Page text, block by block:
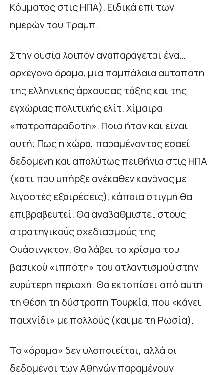
Κόμματος στις ΗΠΑ). Ειδικά επί των
ημερών του Τραμπ.
Στην ουσία λοιπόν αναπαράγεται ένα…
αρχέγονο όραμα, μια παμπάλαια αυταπάτη
της ελληνικής άρχουσας τάξης και της
εγχώριας πολιτικής ελίτ. Χίμαιρα
«πατροπαράδοτη». Ποια ήταν και είναι
αυτή; Πως η χώρα, παραμένοντας εσαεί
δεδομένη και απολύτως πειθήνια στις ΗΠΑ
(κάτι που υπήρξε ανέκαθεν κανόνας με
λιγοστές εξαιρέσεις), κάποια στιγμή θα
επιβραβευτεί. Θα αναβαθμιστεί στους
στρατηγικούς σχεδιασμούς της
Ουάσινγκτον. Θα λάβει το χρίσμα του
βασικού «ιππότη» του ατλαντισμού στην
ευρύτερη περιοχή. Θα εκτοπίσει από αυτή
τη θέση τη δύστροπη Τουρκία, που «κάνει
παιχνίδι» με πολλούς (και με τη Ρωσία).
Το «όραμα» δεν υλοποιείται, αλλά οι
δεδομένοι των Αθηνών παραμένουν